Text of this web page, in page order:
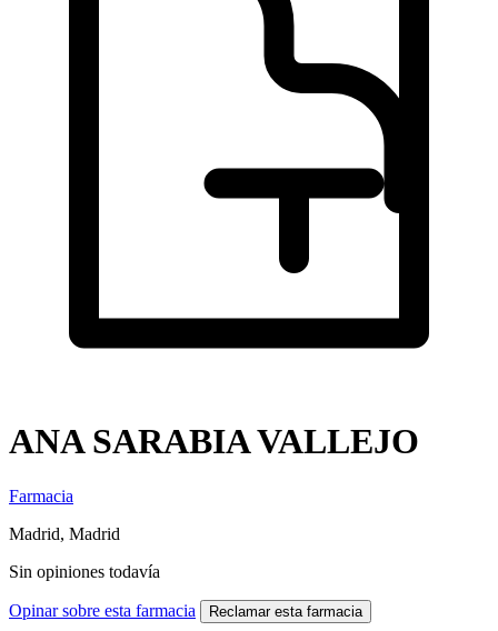
ANA SARABIA VALLEJO
Farmacia
Madrid, Madrid
Sin opiniones todavía
Opinar sobre esta farmacia Reclamar esta farmacia